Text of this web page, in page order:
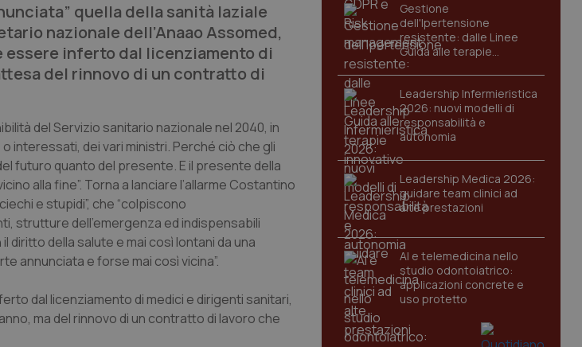
quella della sanità laziale
nazionale dell’Anaao Assomed,
essere inferto dal licenziamento di
del rinnovo di un contratto di
del Servizio sanitario nazionale nel 2040, in
interessati, dei vari ministri. Perché ciò che gli
futuro quanto del presente. E il presente della
alla fine”. Torna a lanciare l’allarme Costantino
e stupidi”, che “colpiscono
strutture dell’emergenza ed indispensabili
della salute e mai così lontani da una
annunciata e forse mai così vicina”.
dal licenziamento di medici e dirigenti sanitari,
ma del rinnovo di un contratto di lavoro che
Gestione
dell'Ipertensione
resistente: dalle Linee
Guida alle terapie
innovative
Leadership Infermieristica
2026: nuovi modelli di
responsabilità e
autonomia
Leadership Medica 2026:
guidare team clinici ad
alte prestazioni
AI e telemedicina nello
studio odontoiatrico:
applicazioni concrete e
uso protetto